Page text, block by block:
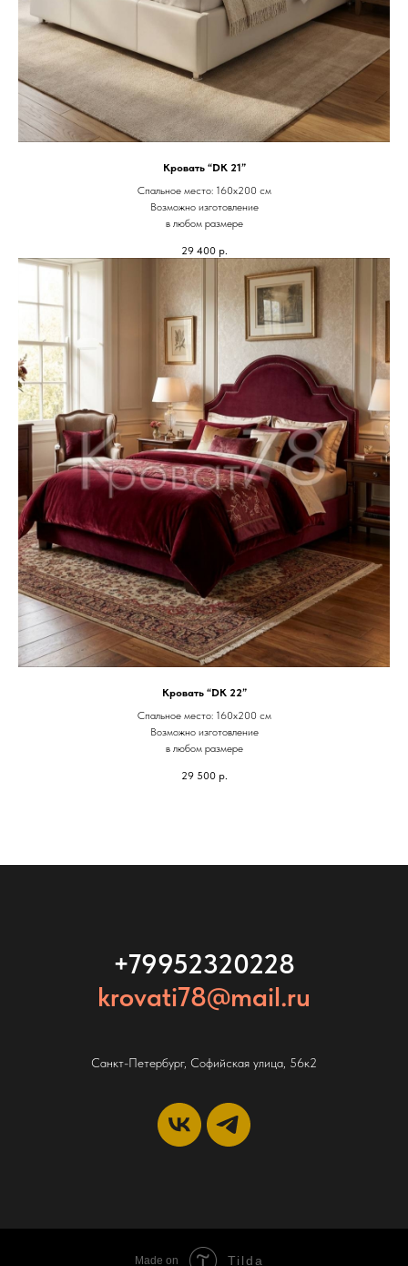
Кровать “DK 21”
Спальное место: 160х200 см
Возможно изготовление
в любом размере
29 400 р.
Кровать “DK 22”
Спальное место: 160х200 см
Возможно изготовление
в любом размере
29 500 р.
+79952320228
krovati78@mail.ru
Санкт-Петербург, Софийская улица, 56к2
Made on Tilda